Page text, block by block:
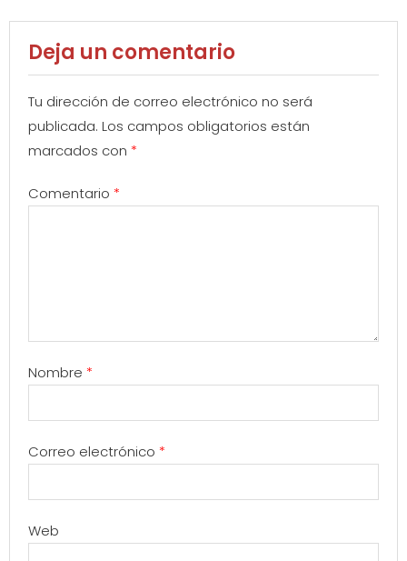
Deja un comentario
Tu dirección de correo electrónico no será
publicada. Los campos obligatorios están
marcados con *
Comentario *
Nombre *
Correo electrónico *
Web